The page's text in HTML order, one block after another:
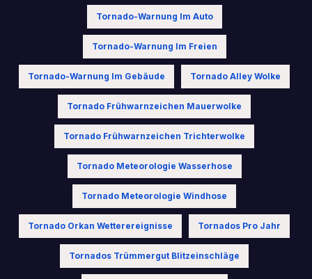
Tornado-Warnung Im Auto
Tornado-Warnung Im Freien
Tornado-Warnung Im Gebäude Tornado Alley Wolke
Tornado Frühwarnzeichen Mauerwolke
Tornado Frühwarnzeichen Trichterwolke
Tornado Meteorologie Wasserhose
Tornado Meteorologie Windhose
Tornado Orkan Wetterereignisse Tornados Pro Jahr
Tornados Trümmergut Blitzeinschläge